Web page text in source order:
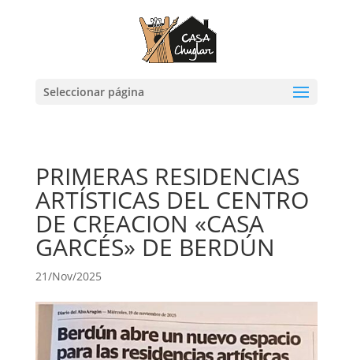
Seleccionar página
PRIMERAS RESIDENCIAS
ARTÍSTICAS DEL CENTRO
DE CREACION «CASA
GARCÉS» DE BERDÚN
21/Nov/2025